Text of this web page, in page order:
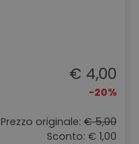
€ 4,00
-20%
Prezzo originale: € 5,00
Sconto: € 1,00